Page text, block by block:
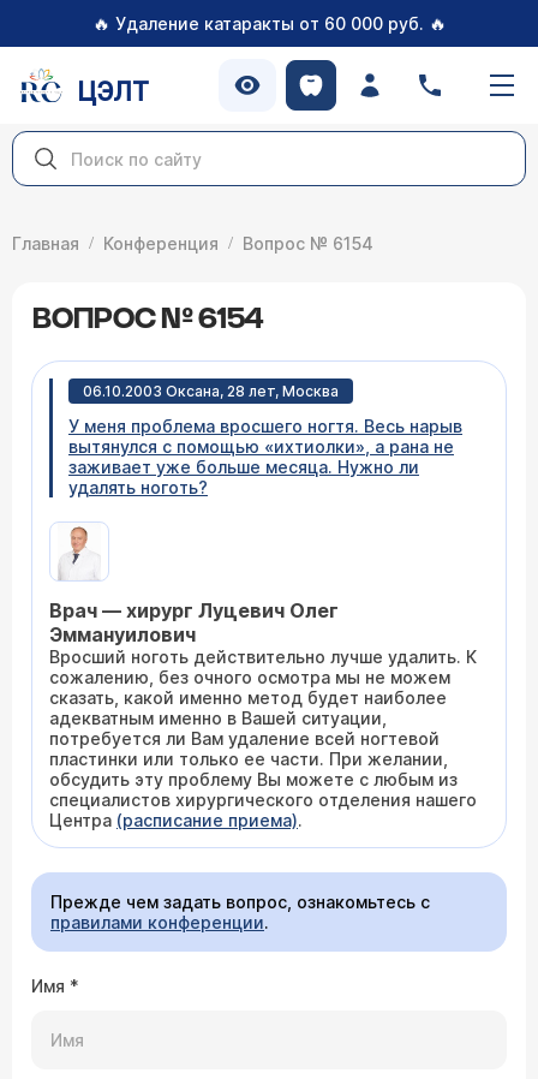
🔥 Удаление катаракты от 60 000 руб. 🔥
ЦЭЛТ
Главная Конференция Вопрос № 6154
ВОПРОС № 6154
06.10.2003 Оксана, 28 лет, Москва
У меня проблема вросшего ногтя. Весь нарыв
вытянулся с помощью «ихтиолки», а рана не
заживает уже больше месяца. Нужно ли
удалять ноготь?
Врач — хирург Луцевич Олег
Эммануилович
Вросший ноготь действительно лучше удалить. К
сожалению, без очного осмотра мы не можем
сказать, какой именно метод будет наиболее
адекватным именно в Вашей ситуации,
потребуется ли Вам удаление всей ногтевой
пластинки или только ее части. При желании,
обсудить эту проблему Вы можете с любым из
специалистов хирургического отделения нашего
Центра (расписание приема).
Прежде чем задать вопрос, ознакомьтесь с
правилами конференции.
Имя *